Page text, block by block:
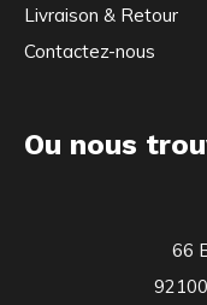
Livraison & Retour
Contactez-nous
Ou nous
66